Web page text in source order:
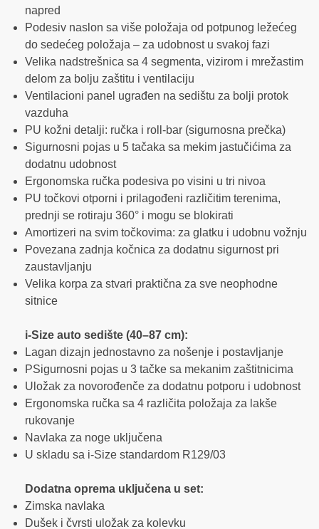
napred
Podesiv naslon sa više položaja od potpunog ležećeg
do sedećeg položaja – za udobnost u svakoj fazi
Velika nadstrešnica sa 4 segmenta, vizirom i mrežastim
delom za bolju zaštitu i ventilaciju
Ventilacioni panel ugrađen na sedištu za bolji protok
vazduha
PU kožni detalji: ručka i roll-bar (sigurnosna prečka)
Sigurnosni pojas u 5 tačaka sa mekim jastučićima za
dodatnu udobnost
Ergonomska ručka podesiva po visini u tri nivoa
PU točkovi otporni i prilagođeni različitim terenima,
prednji se rotiraju 360° i mogu se blokirati
Amortizeri na svim točkovima: za glatku i udobnu vožnju
Povezana zadnja kočnica za dodatnu sigurnost pri
zaustavljanju
Velika korpa za stvari praktična za sve neophodne
sitnice
i-Size auto sedište (40–87 cm):
Lagan dizajn jednostavno za nošenje i postavljanje
PSigurnosni pojas u 3 tačke sa mekanim zaštitnicima
Uložak za novorođenče za dodatnu potporu i udobnost
Ergonomska ručka sa 4 različita položaja za lakše
rukovanje
Navlaka za noge uključena
U skladu sa i-Size standardom R129/03
Dodatna oprema uključena u set:
Zimska navlaka
Dušek i čvrsti uložak za kolevku